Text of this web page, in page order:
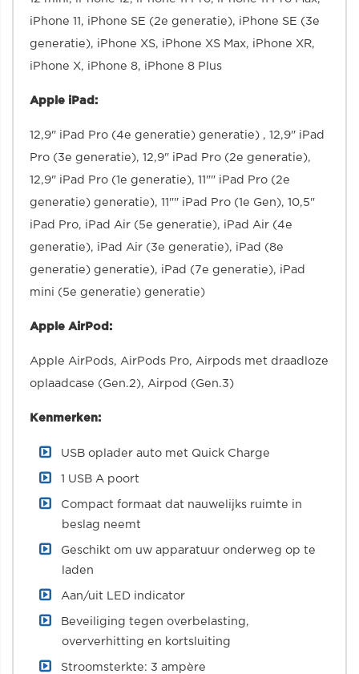
iPhone 11, iPhone SE (2e generatie), iPhone SE (3e
generatie), iPhone XS, iPhone XS Max, iPhone XR,
iPhone X, iPhone 8, iPhone 8 Plus
Apple iPad:
12,9" iPad Pro (4e generatie) generatie) , 12,9" iPad
Pro (3e generatie), 12,9" iPad Pro (2e generatie),
12,9" iPad Pro (1e generatie), 11"" iPad Pro (2e
generatie) generatie), 11"" iPad Pro (1e Gen), 10,5"
iPad Pro, iPad Air (5e generatie), iPad Air (4e
generatie), iPad Air (3e generatie), iPad (8e
generatie) generatie), iPad (7e generatie), iPad
mini (5e generatie) generatie)
Apple AirPod:
Apple AirPods, AirPods Pro, Airpods met draadloze
oplaadcase (Gen.2), Airpod (Gen.3)
Kenmerken:
USB oplader auto met Quick Charge
1 USB A poort
Compact formaat dat nauwelijks ruimte in
beslag neemt
Geschikt om uw apparatuur onderweg op te
laden
Aan/uit LED indicator
Beveiliging tegen overbelasting,
oververhitting en kortsluiting
Stroomsterkte: 3 ampère